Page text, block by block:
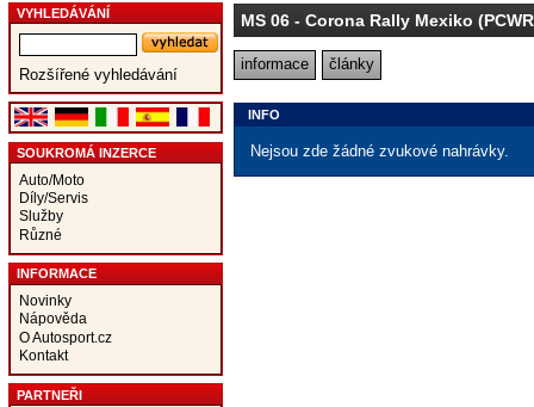
VYHLEDÁVÁNÍ
Rozšířené vyhledávání
SOUKROMÁ INZERCE
Auto/Moto
Díly/Servis
Služby
Různé
INFORMACE
Novinky
Nápověda
O Autosport.cz
Kontakt
PARTNEŘI
MS 06- Corona Rally Mexiko
informace články
INFO
Nejsou zde žádné zvukové nahrávky.